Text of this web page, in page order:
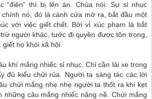
“điên” thì bị lên án. Chúa nói: Sự sỉ nhục
chính nó; đó là cánh cửa mở ra, bắt đầu một
với việc giết chết. Bởi vì xúc phạm là bắt
người khác, tước đi quyền được tôn trọng,
họ khỏi xã hội.
khí mắng nhiếc sỉ nhục. Chỉ cần lái xe trong
đủ kiểu chửi rủa. Người ta sáng tác các lời
chửi mắng nhẹ nhẹ người ta thốt ra khi kẹt
những câu mắng nhiếc nặng nề. Chửi mắng